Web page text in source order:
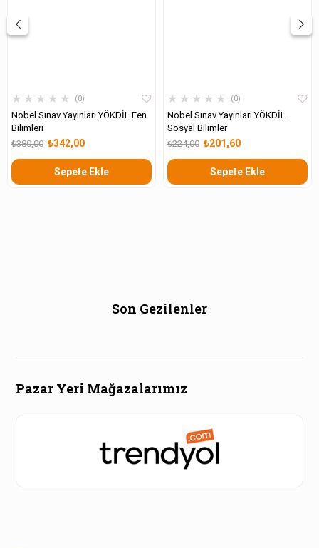
★ ★ ★ ★ ★ 0
Nobel Sınav Yayınları YÖKDİL Fen
Bilimleri
₺342,00
₺380,00
Sepete Ekle
★ ★ ★ ★ ★ 0
Nobel Sınav Yayınları YÖKDİL
Sosyal Bilimler
₺201,60
₺224,00
Sepete Ekle
Son Gezilenler
Pazar Yeri Mağazalarımız